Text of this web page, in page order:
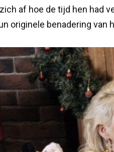
af hoe de tijd hen had
originele benadering van